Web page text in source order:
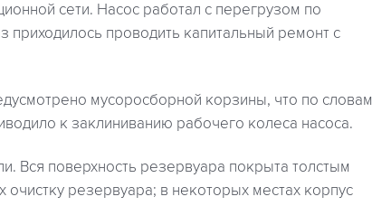
сети. Насос работал с перегрузом по
приходилось проводить капитальный ремонт с
мусоросборной корзины, что по словам
к заклиниванию рабочего колеса насоса.
Вся поверхность резервуара покрыта толстым
резервуара; в некоторых местах корпус